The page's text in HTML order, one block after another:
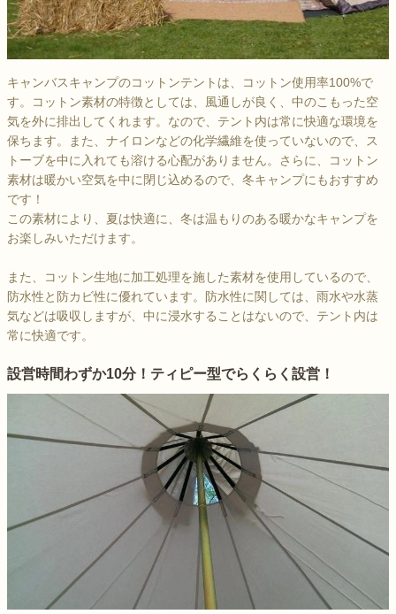
キャンバスキャンプのコットンテントは、コットン使用率100%で
す。コットン素材の特徴としては、風通しが良く、中のこもった空
気を外に排出してくれます。なので、テント内は常に快適な環境を
保ちます。また、ナイロンなどの化学繊維を使っていないので、ス
トーブを中に入れても溶ける心配がありません。さらに、コットン
素材は暖かい空気を中に閉じ込めるので、冬キャンプにもおすすめ
です！
この素材により、夏は快適に、冬は温もりのある暖かなキャンプを
お楽しみいただけます。
また、コットン生地に加工処理を施した素材を使用しているので、
防水性と防カビ性に優れています。防水性に関しては、雨水や水蒸
気などは吸収しますが、中に浸水することはないので、テント内は
常に快適です。
設営時間わずか10分！ティピー型でらくらく設営！